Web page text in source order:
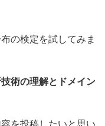
の検定を試してみま
術の理解とドメイン
を投稿したいと思い